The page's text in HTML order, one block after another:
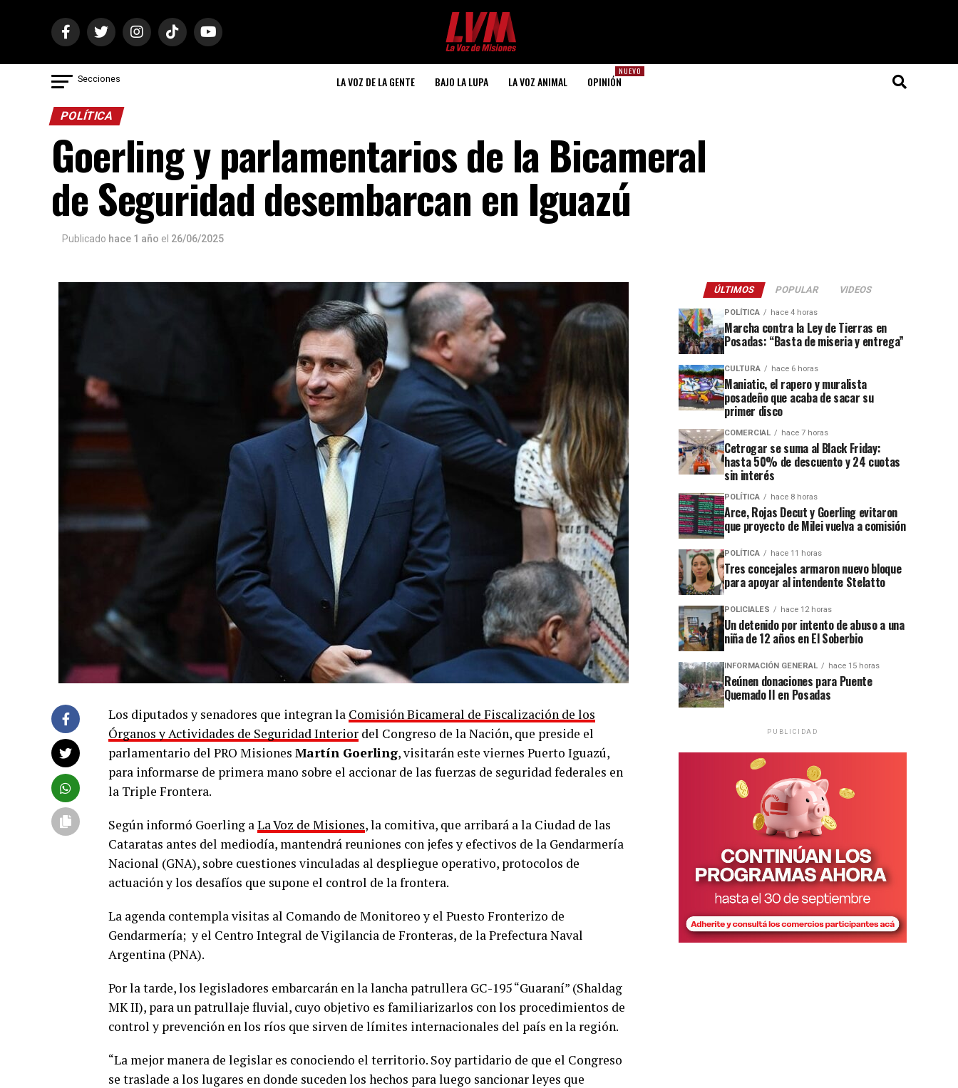
Secciones LA VOZ DE LA GENTE BAJO LA LUPA LA VOZ ANIMAL
NUEVO
OPINIÓN
POLÍTICA
Goerling y parlamentarios de la Bicameral
de Seguridad desembarcan en Iguazú
Publicado hace 1 año el 26/06/2025
Los diputados y senadores que integran la Comisión Bicameral de Fiscalización de los
Órganos y Actividades de Seguridad Interior del Congreso de la Nación, que preside el
parlamentario del PRO Misiones Martín Goerling, visitarán este viernes Puerto Iguazú,
para informarse de primera mano sobre el accionar de las fuerzas de seguridad federales en
la Triple Frontera.
Según informó Goerling aLa Voz de Misiones, la comitiva, que arribará a la Ciudad de las
Cataratas antes del mediodía, mantendrá reuniones con jefes y efectivos de la Gendarmería
Nacional (GNA), sobre cuestiones vinculadas al despliegue operativo, protocolos de
actuación y los desafíos que supone el control de la frontera.
La agenda contempla visitas al Comando de Monitoreo y el Puesto Fronterizo de
Gendarmería; y el Centro Integral de Vigilancia de Fronteras, de la Prefectura Naval
Argentina (PNA).
Por la tarde, los legisladores embarcarán en la lancha patrullera GC-195 “Guaraní” (Shaldag
MK II), para un patrullaje fluvial, cuyo objetivo es familiarizarlos con los procedimientos de
control y prevención en los ríos que sirven de límites internacionales del país en la región.
“La mejor manera de legislar es conociendo el territorio. Soy partidario de que el Congreso
se traslade a los lugares en donde suceden los hechos para luego sancionar leyes que
ÚLTIMOS POPULAR VIDEOS
POLÍTICA hace 4 horas
Marcha contra la Ley de Tierras en
Posadas: “Basta de miseria y entrega”
CULTURA hace 6 horas
Maniatic, el rapero y muralista
posadeño que acaba de sacar su
primer disco
COMERCIAL hace 7 horas
Cetrogar se suma al Black Friday:
hasta 50% de descuento y 24 cuotas
sin interés
POLÍTICA hace 8 horas
Arce, Rojas Decut y Goerling evitaron
que proyecto de Milei vuelva a comisión
POLÍTICA hace 11 horas
Tres concejales armaron nuevo bloque
para apoyar al intendente Stelatto
POLICIALES hace 12 horas
Un detenido por intento de abuso a una
niña de 12 años en El Soberbio
INFORMACIÓN GENERAL hace 15 horas
Reúnen donaciones para Puente
Quemado II en Posadas
PUBLICIDAD